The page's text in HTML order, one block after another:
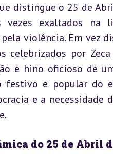
distingue o 25 de
vezes exaltados
violência. Em vez
celebrizados por
e hino oficioso de
festivo e popular do
e a
do 25 de Abril